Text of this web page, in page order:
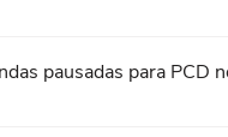
pausadas para PCD